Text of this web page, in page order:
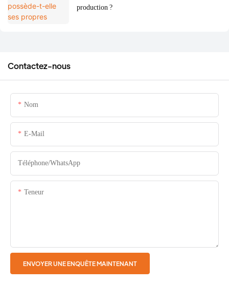
production ?
Contactez-nous
Nom
E-Mail
Téléphone/WhatsApp
Teneur
ENVOYER UNE ENQUÊTE MAINTENANT